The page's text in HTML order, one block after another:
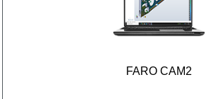
FARO CAM2